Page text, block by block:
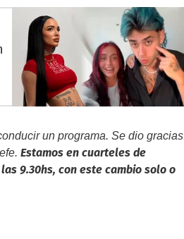
un programa. Se dio gracias
. Estamos en cuarteles de
9.30hs, con este cambio solo o